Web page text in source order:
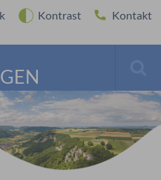
Kontrast Kontakt